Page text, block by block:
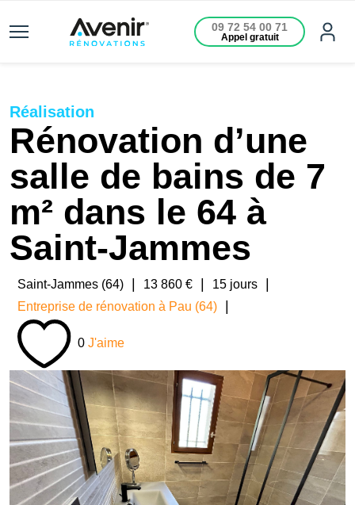
09 72 54 00 71
Appel gratuit
Réalisation
Rénovation d’une
salle de bains de 7
m² dans le 64 à
Saint-Jammes
Saint-Jammes (64) 13 860 € 15 jours
Entreprise de rénovation à Pau (64)
0 J'aime